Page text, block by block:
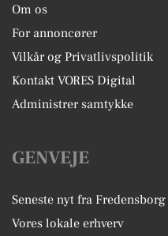
Om os
For annoncører
Vilkår og Privatlivspolitik
Kontakt VORES Digital
Administrer samtykke
GENVEJE
Seneste nyt fra Fredensborg
Vores lokale erhverv